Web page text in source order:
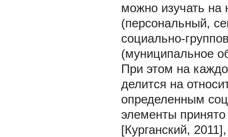
можно изучать на
(персональный,
социально-
(муниципальное
При этом на
делится на
определенным
элементы
[Курганский,